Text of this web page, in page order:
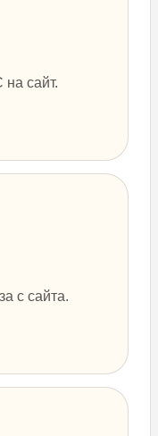
сайт.
с сайта.